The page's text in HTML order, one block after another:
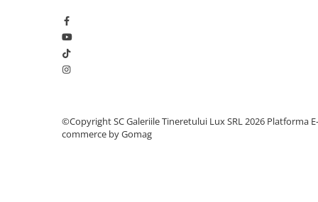
©Copyright SC Galeriile Tineretului Lux SRL 2026 Platforma E-
commerce by Gomag